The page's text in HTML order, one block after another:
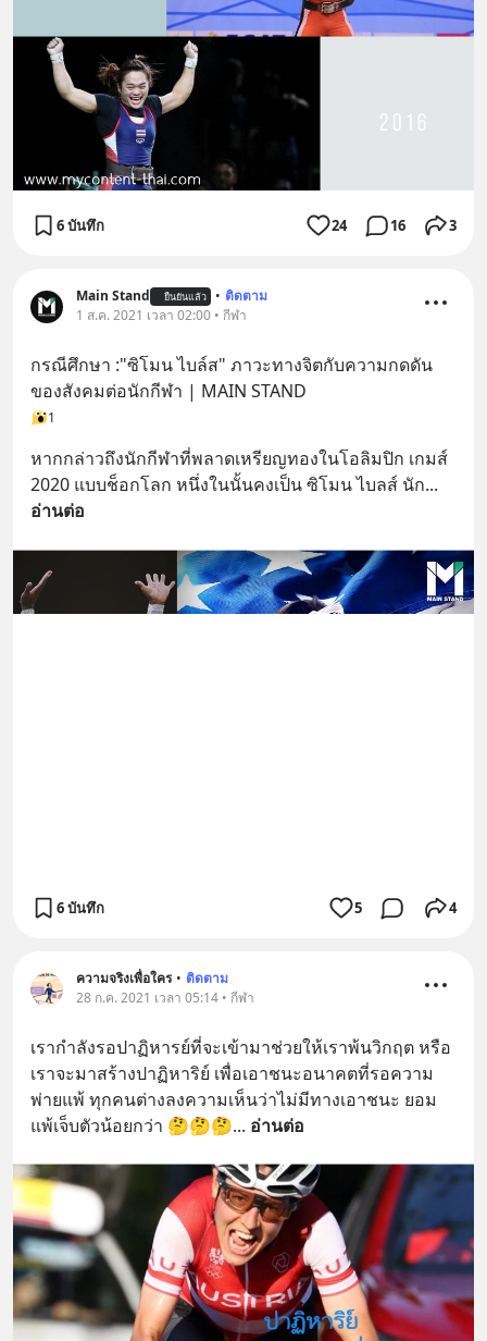
6 บันทึก 24 16 3
Main Stand ยืนยันแล้ว • ติดตาม
1 ส.ค. 2021 เวลา 02:00 • กีฬา
กรณีศึกษา :"ซิโมน ไบล์ส" ภาวะทางจิตกับความกดดัน
ของสังคมต่อนักกีฬา | MAIN STAND
1
หากกล่าวถึงนักกีฬาที่พลาดเหรียญทองในโอลิมปิก เกมส์
2020 แบบช็อกโลก หนึ่งในนั้นคงเป็น ซิโมน ไบลส์ นัก
อ่านต่อ
6 บันทึก 5 4
ความจริงเพื่อใคร • ติดตาม
28 ก.ค. 2021 เวลา 05:14 • กีฬา
เรากำลังรอปาฏิหารย์ที่จะเข้ามาช่วยให้เราพ้นวิกฤต หรือ
เราจะมาสร้างปาฏิหาริย์ เพื่อเอาชนะอนาคตที่รอความ
พ่ายแพ้ ทุกคนต่างลงความเห็นว่าไม่มีทางเอาชนะ ยอม
แพ้เจ็บตัวน้อยกว่า 🤔🤔🤔... อ่านต่อ